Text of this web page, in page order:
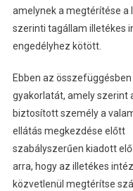
amelynek a megtérítése a
szerinti tagállam illetékes
engedélyhez kötött.
Ebben az
gyakorlatát, amely szerint
biztosított személy a
ellátás megkezdése előtt
szabályszerűen kiadott
arra, hogy az illetékes
közvetlenül megtérítse